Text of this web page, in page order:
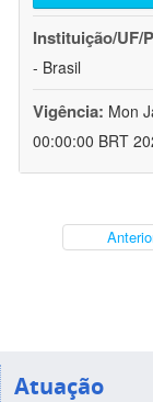
Instituição/UF/
- Brasil
Vigência: Mon
00:00:00 BRT
Atuação